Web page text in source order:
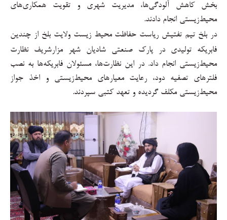
بخش کاهش آلودگی‌ها، مدیریت شهری و تقویت همکاری‌های
محیط‌زیستی انجام دادند.
در بلخ تیم تفتیش ریاست حفاظت محیط زیست ولایت بلخ از چندین
فابریکه تولیدی در پارک صنعتی شادیان شهر مزارشریف نظارت
محیط‌زیستی انجام داد. در این نظارت‌ها، مسئولان فابریکه‌ها به نصب
فلترهای تصفیه دود، رعایت معیارهای محیط‌زیستی و اخذ جواز
محیط‌زیستی مکلف گردیده و تعهد کتبی سپردند.